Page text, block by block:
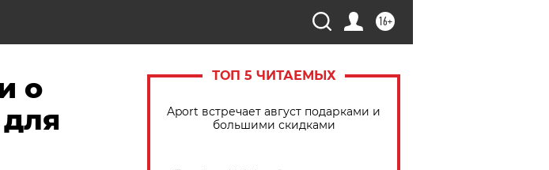
16+
о
ТОП 5 ЧИТАЕМЫХ
Aport встречает август подарками и
большими скидками